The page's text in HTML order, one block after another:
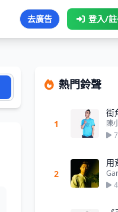
去廣告 登入/
熱門鈴聲
1
街
陳
2
用